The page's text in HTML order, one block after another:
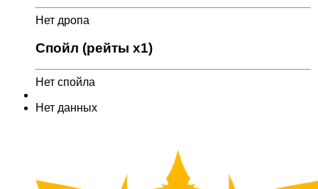
Нет дропа
Спойл (рейты x1)
Нет спойла
Нет данных